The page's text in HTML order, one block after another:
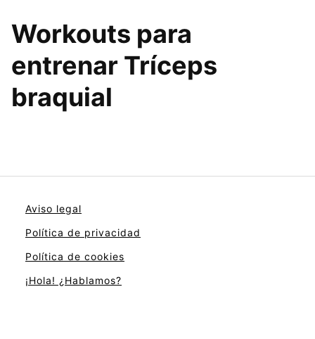
Workouts para
entrenar Tríceps
braquial
Aviso legal
Política de privacidad
Política de cookies
¡Hola! ¿Hablamos?